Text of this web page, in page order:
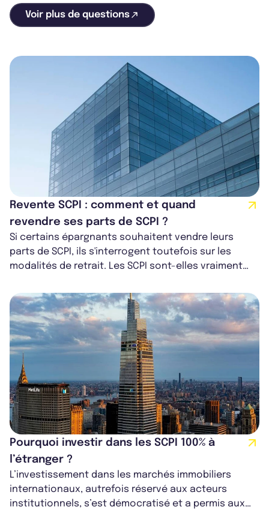
Voir plus de questions
Revente SCPI : comment et quand
revendre ses parts de SCPI ?
Si certains épargnants souhaitent vendre leurs
parts de SCPI, ils s'interrogent toutefois sur les
modalités de retrait. Les SCPI sont-elles vraiment
Pourquoi investir dans les SCPI 100% à
l’étranger ?
L’investissement dans les marchés immobiliers
internationaux, autrefois réservé aux acteurs
institutionnels, s’est démocratisé et a permis aux